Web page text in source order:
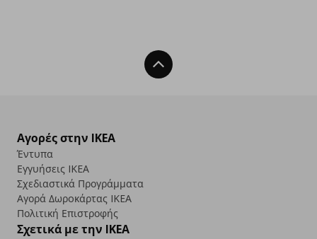
Back To Top
Αγορές στην IKEA
Έντυπα
Εγγυήσεις IKEA
Σχεδιαστικά Προγράμματα
Αγορά Δωρoκάρτας IKEA
Πολιτική Επιστροφής
Σχετικά με την IKEA